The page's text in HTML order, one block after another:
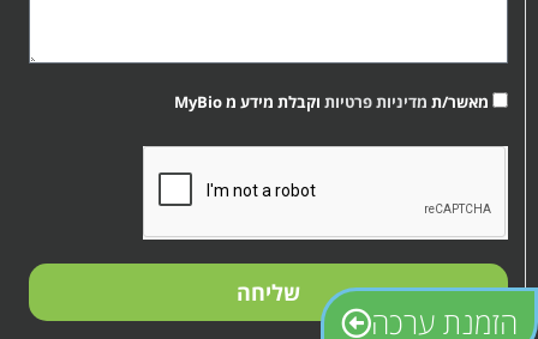
הזמנת ערכה
מאשר/ת מדיניות פרטיות וקבלת מידע מ MyBio
שליחה